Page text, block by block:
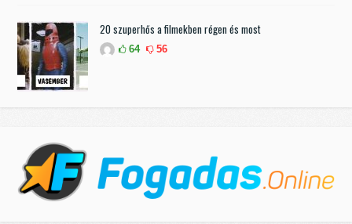
20 szuperhős a filmekben régen és most
64 56